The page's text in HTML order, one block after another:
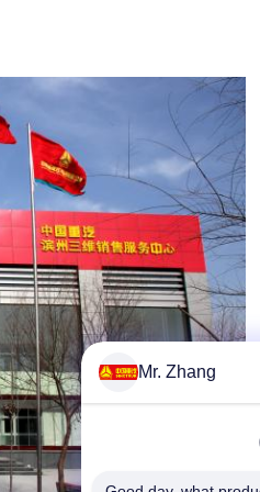
Mr. Zhang